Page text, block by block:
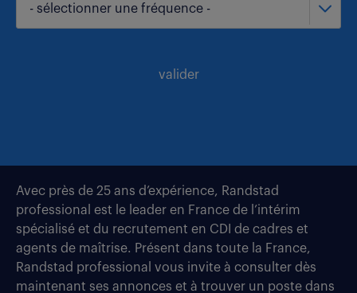
- sélectionner une fréquence -
valider
Avec près de 25 ans d’expérience, Randstad
professional est le leader en France de l’intérim
spécialisé et du recrutement en CDI de cadres et
agents de maîtrise. Présent dans toute la France,
Randstad professional vous invite à consulter dès
maintenant ses annonces et à trouver un poste dans